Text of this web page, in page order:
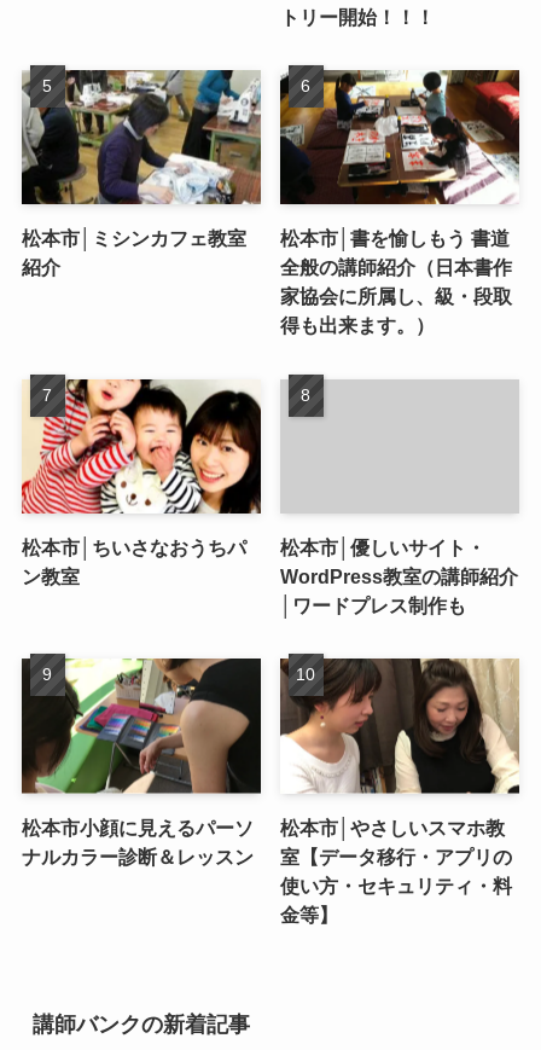
トリー開始！！！
松本市│ミシンカフェ教室
紹介
松本市│書を愉しもう 書道
全般の講師紹介（日本書作
家協会に所属し、級・段取
得も出来ます。）
松本市│ちいさなおうちパ
ン教室
松本市│優しいサイト・
WordPress教室の講師紹介
│ワードプレス制作も
松本市小顔に見えるパーソ
ナルカラー診断＆レッスン
松本市│やさしいスマホ教
室【データ移行・アプリの
使い方・セキュリティ・料
金等】
講師バンクの新着記事